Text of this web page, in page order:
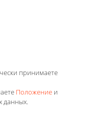
принимаете
Положение и
данных.